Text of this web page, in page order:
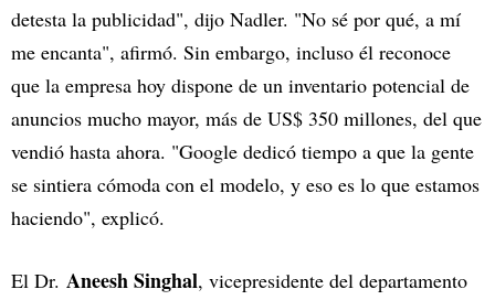
detesta la publicidad", dijo Nadler. "No sé por qué, a mí
me encanta", afirmó. Sin embargo, incluso él reconoce
que la empresa hoy dispone de un inventario potencial de
anuncios mucho mayor, más de US$ 350 millones, del que
vendió hasta ahora. "Google dedicó tiempo a que la gente
se sintiera cómoda con el modelo, y eso es lo que estamos
haciendo", explicó.
El Dr. Aneesh Singhal, vicepresidente del departamento